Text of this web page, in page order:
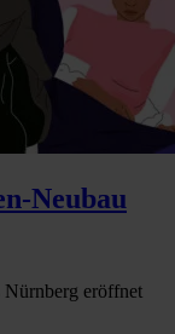
Neubau
Nürnberg eröffnet